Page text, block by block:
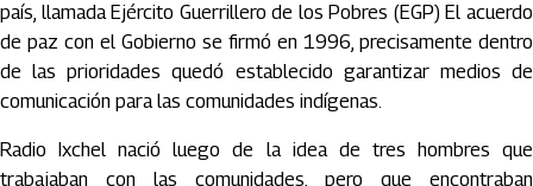
país, llamada Ejército Guerrillero de los Pobres (EGP) El acuerdo
de paz con el Gobierno se firmó en 1996, precisamente dentro
de las prioridades quedó establecido garantizar medios de
comunicación para las comunidades indígenas.
Radio Ixchel nació luego de la idea de tres hombres que
trabajaban con las comunidades, pero que encontraban